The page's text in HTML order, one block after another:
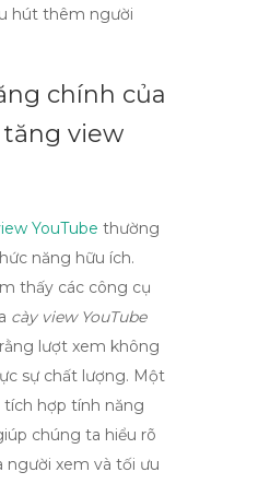
hút thêm người
chính của
view
YouTube thường
năng hữu ích.
thấy các công cụ
cày view YouTube
lượt xem không
sự chất lượng. Một
hợp tính năng
chúng ta hiểu rõ
người xem và tối ưu